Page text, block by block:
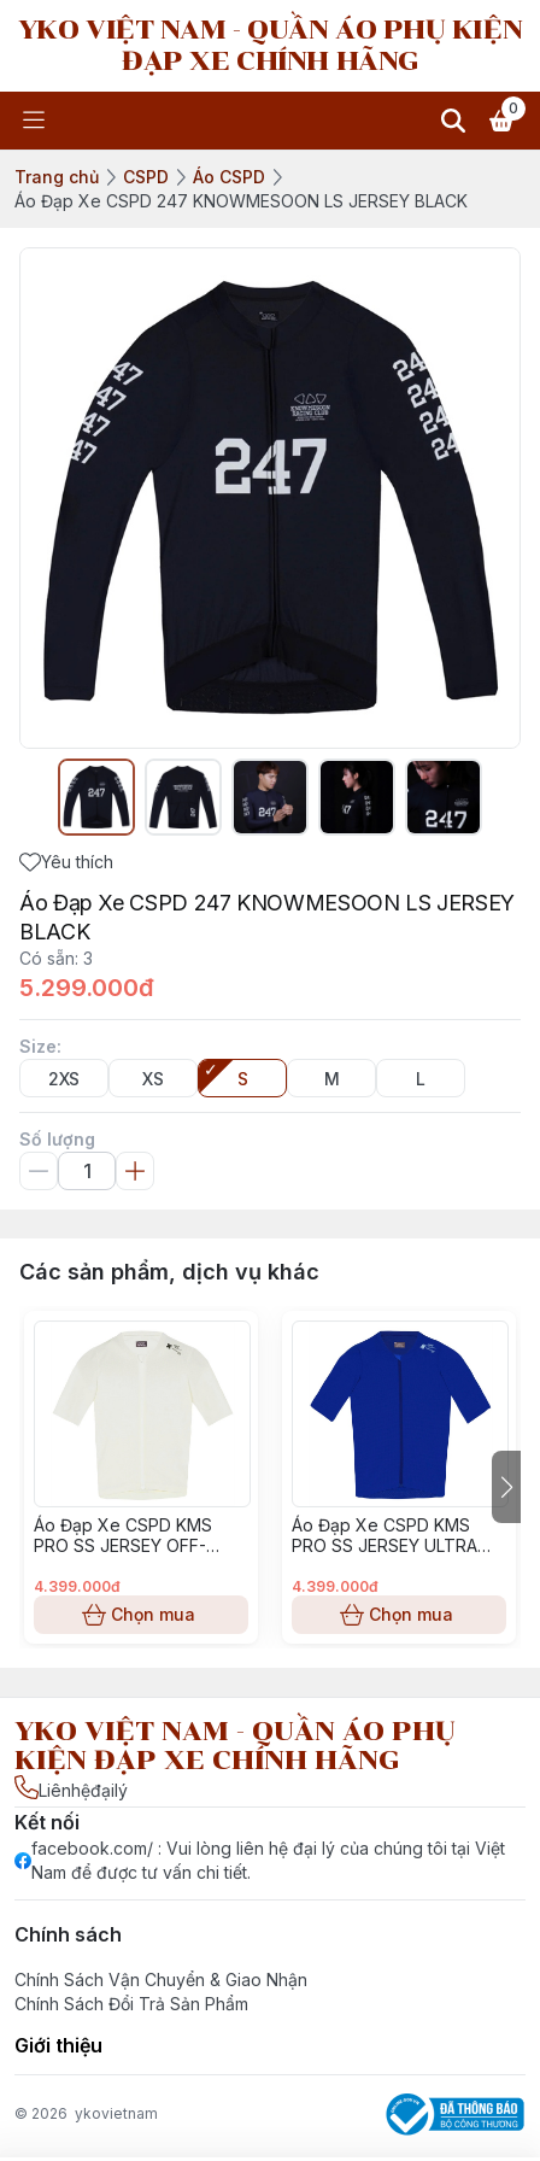
YKO VIỆT NAM - QUẦN ÁO PHỤ KIỆN
ĐẠP XE CHÍNH HÃNG
0
Trang chủ CSPD
Áo CSPD
Áo Đạp Xe CSPD 247 KNOWMESOON LS JERSEY BLACK
Yêu thích
Áo Đạp Xe CSPD 247 KNOWMESOON LS JERSEY
BLACK
Có sẵn: 3
5.299.000đ
Size:
2XS
XS S M L
Số lượng
Các sản phẩm, dịch vụ khác
Áo Đạp Xe CSPD KMS
PRO SS JERSEY OFF-
4.399.000đ
Chọn mua
Áo Đạp Xe CSPD KMS
PRO SS JERSEY ULTRA
4.399.000đ
Chọn mua
YKO VIỆT NAM - QUẦN ÁO PHỤ
KIỆN ĐẠP XE CHÍNH HÃNG
Liênhệđạilý
Kết nối
facebook.com/ : Vui lòng liên hệ đại lý của chúng tôi tại Việt
Nam để được tư vấn chi tiết.
Chính sách
Chính Sách Vận Chuyển & Giao Nhận
Chính Sách Đổi Trả Sản Phẩm
Giới thiệu
© 2026 ykovietnam